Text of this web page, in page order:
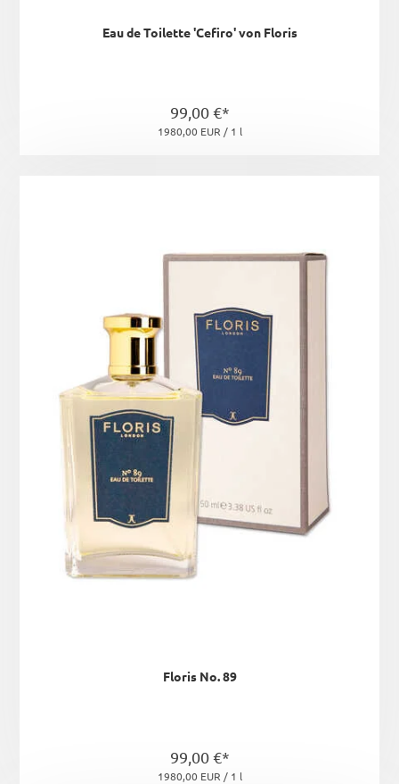
Eau de Toilette 'Cefiro' von Floris
99,00 €*
1980,00 EUR / 1 l
Floris No. 89
99,00 €*
1980,00 EUR / 1 l